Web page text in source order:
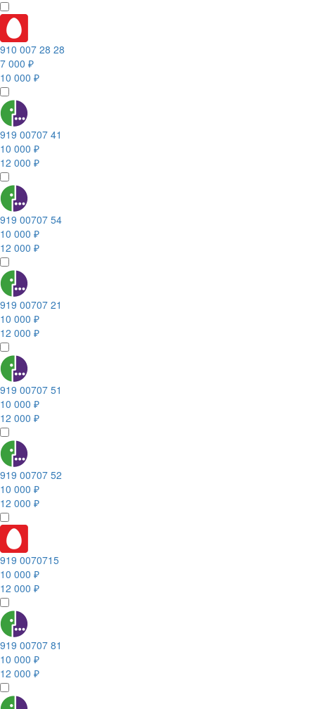
910 007 28 28
7 000 ₽
10 000 ₽
919 00707 41
10 000 ₽
12 000 ₽
919 00707 54
10 000 ₽
12 000 ₽
919 00707 21
10 000 ₽
12 000 ₽
919 00707 51
10 000 ₽
12 000 ₽
919 00707 52
10 000 ₽
12 000 ₽
919 0070715
10 000 ₽
12 000 ₽
919 00707 81
10 000 ₽
12 000 ₽